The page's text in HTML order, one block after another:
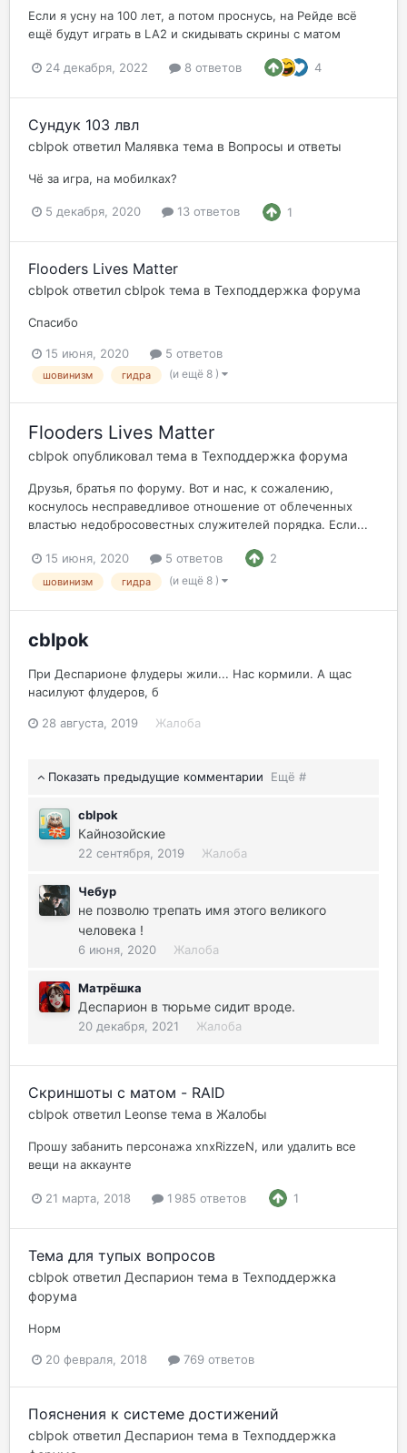
Если я усну на 100 лет, а потом проснусь, на Рейде всё
ещё будут играть в LA2 и скидывать скрины с матом
24 декабря, 2022 8 ответов 4
Сундук 103 лвл
cblpok ответил Малявка тема в Вопросы и ответы
Чё за игра, на мобилках?
5 декабря, 2020 13 ответов 1
Flooders Lives Matter
cblpok ответил cblpok тема в Техподдержка форума
Спасибо
15 июня, 2020 5 ответов
шовинизм гидра (и ещё 8 )
Flooders Lives Matter
cblpok опубликовал тема в Техподдержка форума
Друзья, братья по форуму. Вот и нас, к сожалению,
коснулось несправедливое отношение от облеченных
властью недобросовестных служителей порядка. Если...
15 июня, 2020 5 ответов 2
шовинизм гидра (и ещё 8 )
cblpok
При Деспарионе флудеры жили... Нас кормили. А щас
насилуют флудеров, б
28 августа, 2019 Жалоба
Показать предыдущие комментарии Ещё #
cblpok
Кайнозойские
22 сентября, 2019 Жалоба
Чебур
не позволю трепать имя этого великого
человека !
6 июня, 2020 Жалоба
Матрёшка
Деспарион в тюрьме сидит вроде.
20 декабря, 2021 Жалоба
Скриншоты с матом - RAID
cblpok ответил Leonse тема в Жалобы
Прошу забанить персонажа xnxRizzeN, или удалить все
вещи на аккаунте
21 марта, 2018 1 985 ответов 1
Тема для тупых вопросов
cblpok ответил Деспарион тема в Техподдержка
форума
Норм
20 февраля, 2018 769 ответов
Пояснения к системе достижений
cblpok ответил Деспарион тема в Техподдержка